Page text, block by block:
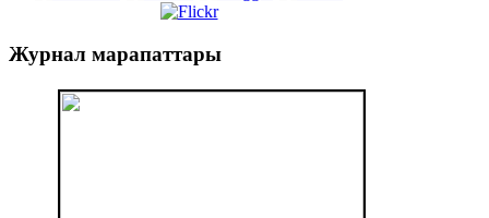
Журнал марапаттары